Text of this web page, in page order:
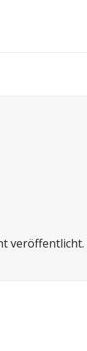
veröffentlicht.